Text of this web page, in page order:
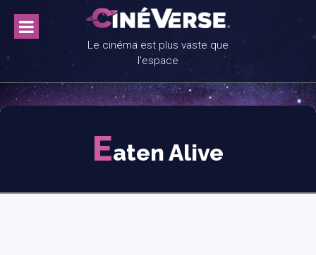
content
Le cinéma est plus vaste que
l'espace
Eaten Alive